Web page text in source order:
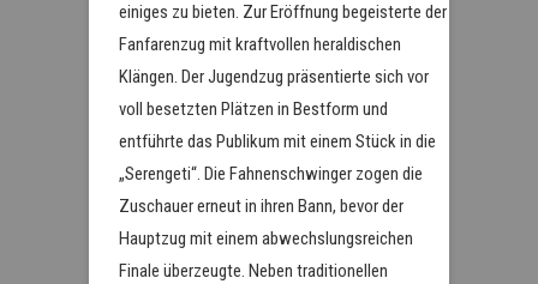
einiges zu bieten. Zur Eröffnung begeisterte der
Fanfarenzug mit kraftvollen heraldischen
Klängen. Der Jugendzug präsentierte sich vor
voll besetzten Plätzen in Bestform und
entführte das Publikum mit einem Stück in die
„Serengeti“. Die Fahnenschwinger zogen die
Zuschauer erneut in ihren Bann, bevor der
Hauptzug mit einem abwechslungsreichen
Finale überzeugte. Neben traditionellen